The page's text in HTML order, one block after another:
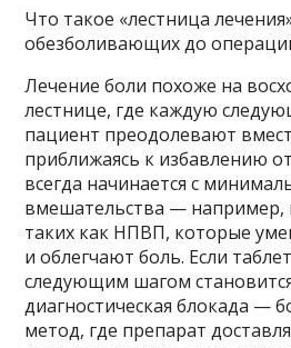
Что такое «лестница
обезболивающих до
Лечение боли похоже на
лестнице, где каждую
пациент преодолевают
приближаясь к избавлению
всегда начинается с
вмешательства — например,
таких как НПВП, которые
и облегчают боль. Если
следующим шагом
диагностическая блокада —
метод, где препарат